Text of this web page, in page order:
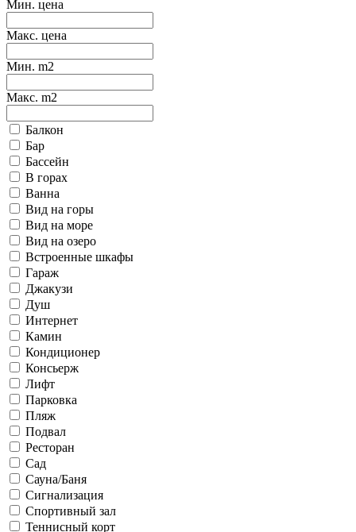
Мин. цена
Макс. цена
Мин. m2
Макс. m2
Балкон
Бар
Бассейн
В горах
Ванна
Вид на горы
Вид на море
Вид на озеро
Встроенные шкафы
Гараж
Джакузи
Душ
Интернет
Камин
Кондиционер
Консьерж
Лифт
Парковка
Пляж
Подвал
Ресторан
Сад
Сауна/Баня
Сигнализация
Спортивный зал
Теннисный корт